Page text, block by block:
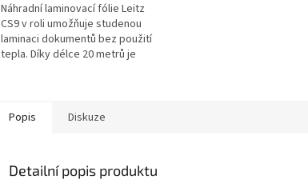
Náhradní laminovací fólie Leitz
CS9 v roli umožňuje studenou
laminaci dokumentů bez použití
tepla. Díky délce 20 metrů je
Popis Diskuze
Detailní popis produktu